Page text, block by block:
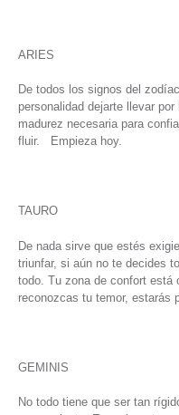
ARIES
De todos los signos del
personalidad dejarte llevar
madurez necesaria para
fluir. Empieza hoy.
TAURO
De nada sirve que estés
triunfar, si aún no te decides
todo. Tu zona de confort está
reconozcas tu temor, estarás
GEMINIS
No todo tiene que ser tan